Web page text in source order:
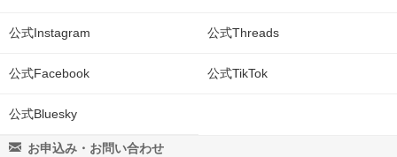
公式Instagram 公式Threads
公式Facebook 公式TikTok
公式Bluesky
お申込み・お問い合わせ